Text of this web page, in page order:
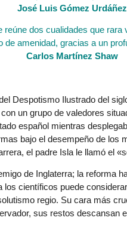
José Luis Gómez Urdáñez
reúne dos cualidades que
de amenidad, gracias a un
Carlos Martínez Shaw
Despotismo Ilustrado del
un grupo de valedores
español mientras
bajo el desempeño de los
el padre Isla le llamó el
de Inglaterra; la reforma
científicos puede
regio. Su cara más
sus restos descansan